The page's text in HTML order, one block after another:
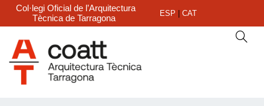
Col·legi Oficial de l’Arquitectura
Tècnica de Tarragona
ESP CAT